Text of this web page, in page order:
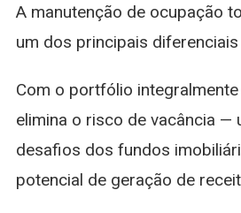
A manutenção de ocupação
um dos principais
Com o portfólio
elimina o risco de vacância —
desafios dos fundos
potencial de geração de